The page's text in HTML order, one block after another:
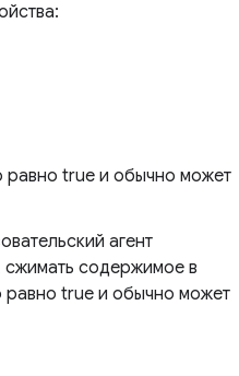
равно true и обычно может
агент
сжимать содержимое в
равно true и обычно может